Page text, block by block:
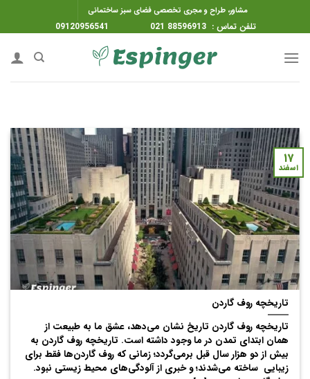
مشاور، طراح و مجری تخصصی فضای سبز ساختمانی
تلفن تماس : 88596913 021 09120956541
تاریخچه روف گاردن
تاریخچه روف گاردن تاریخ نشان می‌دهد، عشق ما به طبیعت از
همان ابتدای تمدن در ما وجود داشته است. تاریخچه روف گاردن به
بیش از دو هزار سال قبل برمی‌گردد؛ زمانی که روف گاردن‌ها فقط برای
زیبایی ساخته می‌شدند؛ و خبری از آلودگی‌های محیط زیستی نبود.
۱۷
اسفند